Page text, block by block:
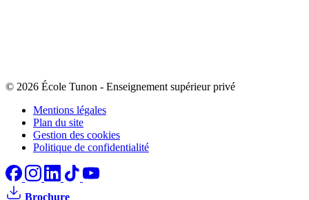
© 2026 École Tunon - Enseignement supérieur privé
Mentions légales
Plan du site
Gestion des cookies
Politique de confidentialité
Brochure